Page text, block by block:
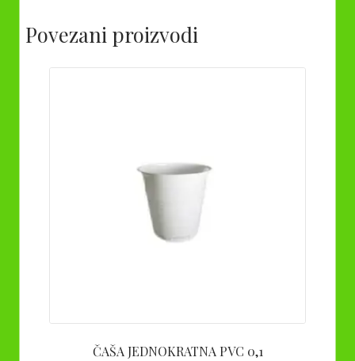
Povezani proizvodi
ČAŠA JEDNOKRATNA PVC 0,1